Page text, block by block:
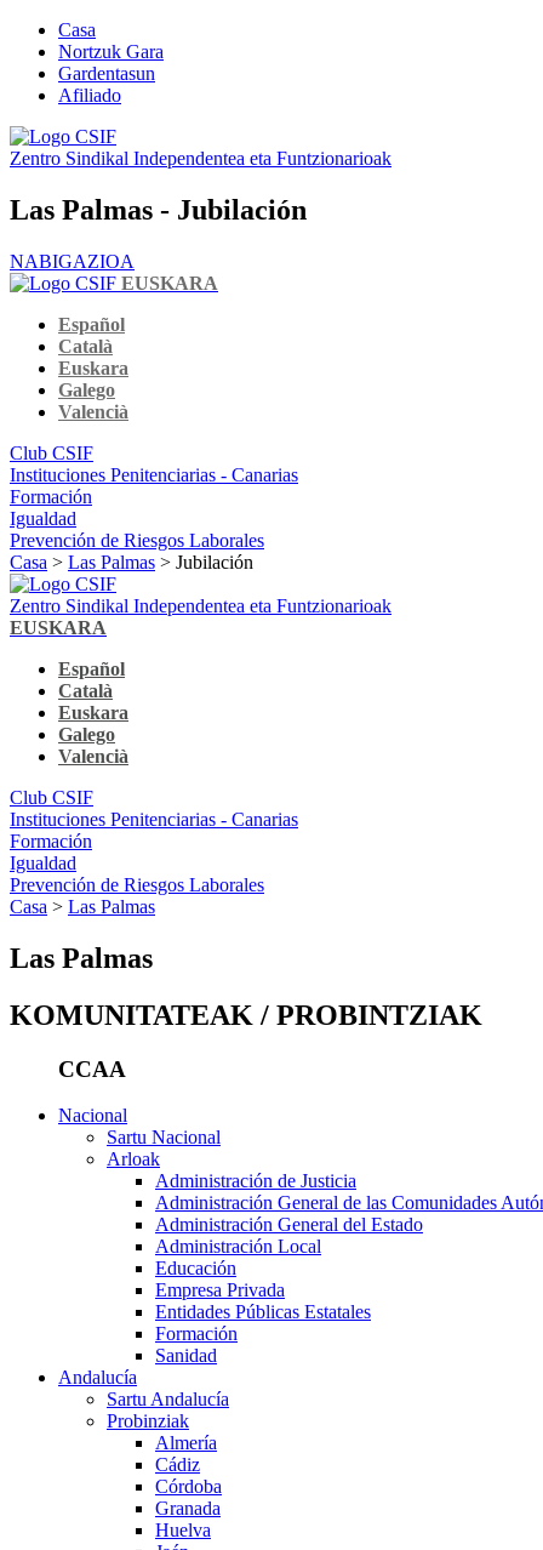
Casa
Nortzuk Gara
Gardentasun
Afiliado
Zentro Sindikal Independentea eta Funtzionarioak
Las Palmas - Jubilación
NABIGAZIOA
EUSKARA
Español
Català
Euskara
Galego
Valencià
Club CSIF
Instituciones Penitenciarias - Canarias
Formación
Igualdad
Prevención de Riesgos Laborales
Casa > Las Palmas > Jubilación
Zentro Sindikal Independentea eta Funtzionarioak
EUSKARA
Español
Català
Euskara
Galego
Valencià
Club CSIF
Instituciones Penitenciarias - Canarias
Formación
Igualdad
Prevención de Riesgos Laborales
Casa > Las Palmas
Las Palmas
KOMUNITATEAK / PROBINTZIAK
CCAA
Nacional
Sartu Nacional
Arloak
Administración de Justicia
Administración General de las Comunidades
Administración General del Estado
Administración Local
Educación
Empresa Privada
Entidades Públicas Estatales
Formación
Sanidad
Andalucía
Sartu Andalucía
Probinziak
Almería
Cádiz
Córdoba
Granada
Huelva